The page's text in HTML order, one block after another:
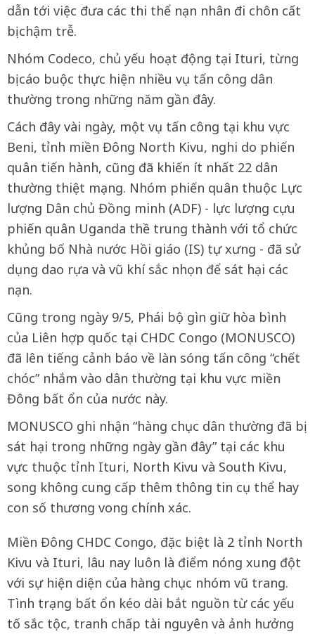
dẫn tới việc đưa các thi thể nạn nhân đi chôn cất
bị chậm trễ.
Nhóm Codeco, chủ yếu hoạt động tại Ituri, từng
bị cáo buộc thực hiện nhiều vụ tấn công dân
thường trong những năm gần đây.
Cách đây vài ngày, một vụ tấn công tại khu vực
Beni, tỉnh miền Đông North Kivu, nghi do phiến
quân tiến hành, cũng đã khiến ít nhất 22 dân
thường thiệt mạng. Nhóm phiến quân thuộc Lực
lượng Dân chủ Đồng minh (ADF) - lực lượng cựu
phiến quân Uganda thề trung thành với tổ chức
khủng bố Nhà nước Hồi giáo (IS) tự xưng - đã sử
dụng dao rựa và vũ khí sắc nhọn để sát hại các
nạn.
Cũng trong ngày 9/5, Phái bộ gìn giữ hòa bình
của Liên hợp quốc tại CHDC Congo (MONUSCO)
đã lên tiếng cảnh báo về làn sóng tấn công “chết
chóc” nhắm vào dân thường tại khu vực miền
Đông bất ổn của nước này.
MONUSCO ghi nhận “hàng chục dân thường đã bị
sát hại trong những ngày gần đây” tại các khu
vực thuộc tỉnh Ituri, North Kivu và South Kivu,
song không cung cấp thêm thông tin cụ thể hay
con số thương vong chính xác.
Miền Đông CHDC Congo, đặc biệt là 2 tỉnh North
Kivu và Ituri, lâu nay luôn là điểm nóng xung đột
với sự hiện diện của hàng chục nhóm vũ trang.
Tình trạng bất ổn kéo dài bắt nguồn từ các yếu
tố sắc tộc, tranh chấp tài nguyên và ảnh hưởng